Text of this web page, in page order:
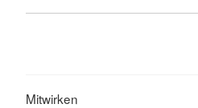
Mitwirken